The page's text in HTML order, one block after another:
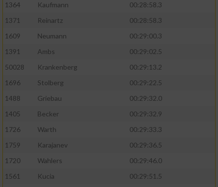
1364
Kaufmann
00:28:58.3
1371
Reinartz
00:28:58.3
1609
Neumann
00:29:00.3
1391
Ambs
00:29:02.5
50028
Krankenberg
00:29:13.2
1696
Stolberg
00:29:22.5
1488
Griebau
00:29:32.0
1405
Becker
00:29:32.9
1726
Warth
00:29:33.3
1759
Karajanev
00:29:36.5
1720
Wahlers
00:29:46.0
1561
Kucia
00:29:51.5